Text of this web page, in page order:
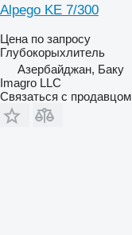
Alpego KE 7/300
Цена по запросу
Глубокорыхлитель
Азербайджан, Баку
Imagro LLC
Связаться с продавцом